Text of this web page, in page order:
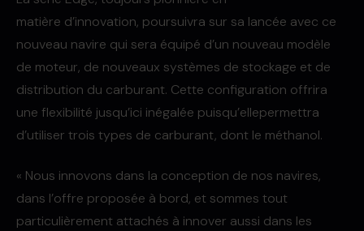
matière d’innovation, poursuivra sur sa lancée avec ce
nouveau navire qui sera équipé d’un nouveau modèle
de moteur, de nouveaux systèmes de stockage et de
distribution du carburant. Cette configuration offrira
une flexibilité jusqu’ici inégalée puisqu’ellepermettra
d’utiliser trois types de carburant, dont le méthanol.
« Nous innovons dans la conception de nos navires,
dans l’offre proposée à bord, et sommes tout
particulièrement attachés à innover aussi dans les